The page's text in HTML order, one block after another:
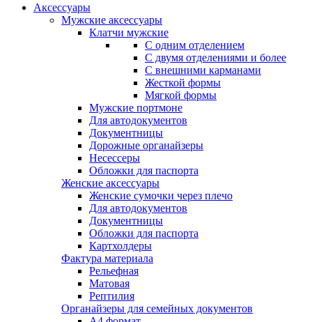
Аксессуары
Мужские аксессуары
Клатчи мужские
С одним отделением
С двумя отделениями и более
С внешними карманами
Жесткой формы
Мягкой формы
Мужские портмоне
Для автодокументов
Документницы
Дорожные органайзеры
Несессеры
Обложки для паспорта
Женские аксессуары
Женские сумочки через плечо
Для автодокументов
Документницы
Обложки для паспорта
Картхолдеры
Фактура материала
Рельефная
Матовая
Рептилия
Органайзеры для семейных документов